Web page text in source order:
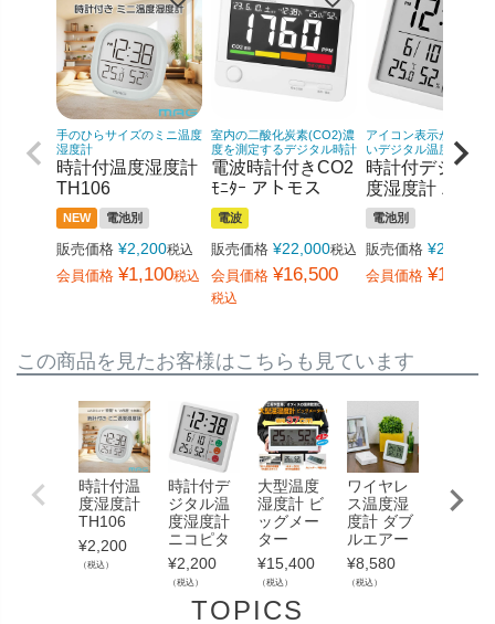
手のひらサイズのミニ温度
湿度計
時計付温度湿度計
TH106
NEW 電池別
販売価格 ¥2,200税込
会員価格 ¥1,100税込
室内の二酸化炭素(CO2)濃
度を測定するデジタル時計
電波時計付きCO2
ﾓﾆﾀｰ アトモス
電波
販売価格 ¥22,000税込
会員価格 ¥16,500
税込
アイコン表示が分かり
いデジタル温度計湿度
時計付デジタル
度湿度計 ニコ
電池別
販売価格 ¥2,200
会員価格 ¥1,650
この商品を見たお客様はこちらも見ています
時計付温
度湿度計
TH106
¥2,200
（税込）
時計付デ
ジタル温
度湿度計
ニコピタ
¥2,200
（税込）
大型温度
湿度計 ビ
ッグメー
ター
¥15,400
（税込）
ワイヤレ
ス温度湿
度計 ダブ
ルエアー
¥8,580
（税込）
ワイヤ
ス温度
TOPICS